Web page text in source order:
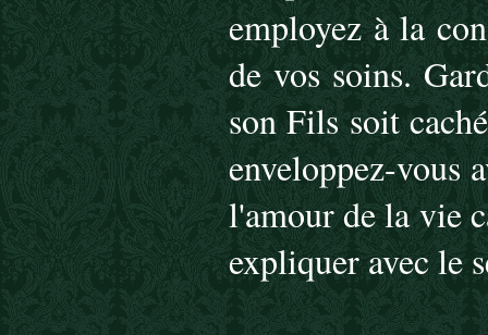
employez à la
de vos soins.
son Fils soit
enveloppez-vous
l'amour de la vie
expliquer avec le